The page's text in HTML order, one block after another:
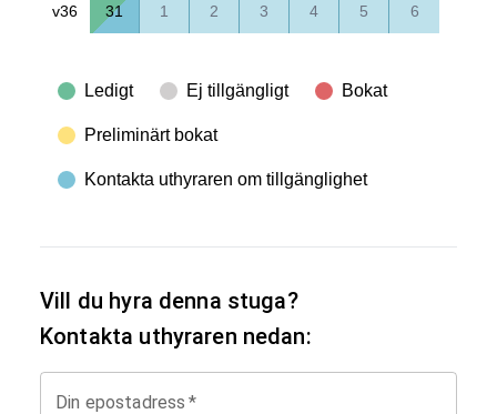
v36 31 1 2 3 4 5 6
Ledigt Ej tillgängligt Bokat
Preliminärt bokat
Kontakta uthyraren om tillgänglighet
Vill du hyra denna stuga?
Kontakta uthyraren nedan:
Din epostadress *